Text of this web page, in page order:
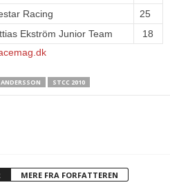
Racing
25
Ekström Junior Team
18
STCC 2010
MERE FRA FORFATTEREN